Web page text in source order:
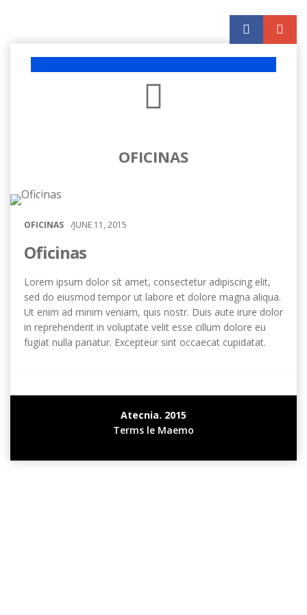
OFICINAS
OFICINAS /JUNE 11, 2015
Oficinas
Lorem ipsum dolor sit amet, consectetur adipiscing elit,
sed do eiusmod tempor ut labore et dolore magna aliqua.
Ut enim ad minim veniam, quis nostr. Duis aute irure dolor
in reprehenderit in voluptate velit esse cillum dolore eu
fugiat nulla pariatur. Excepteur sint occaecat cupidatat.
Atecnia. 2015
Terms le Maemo